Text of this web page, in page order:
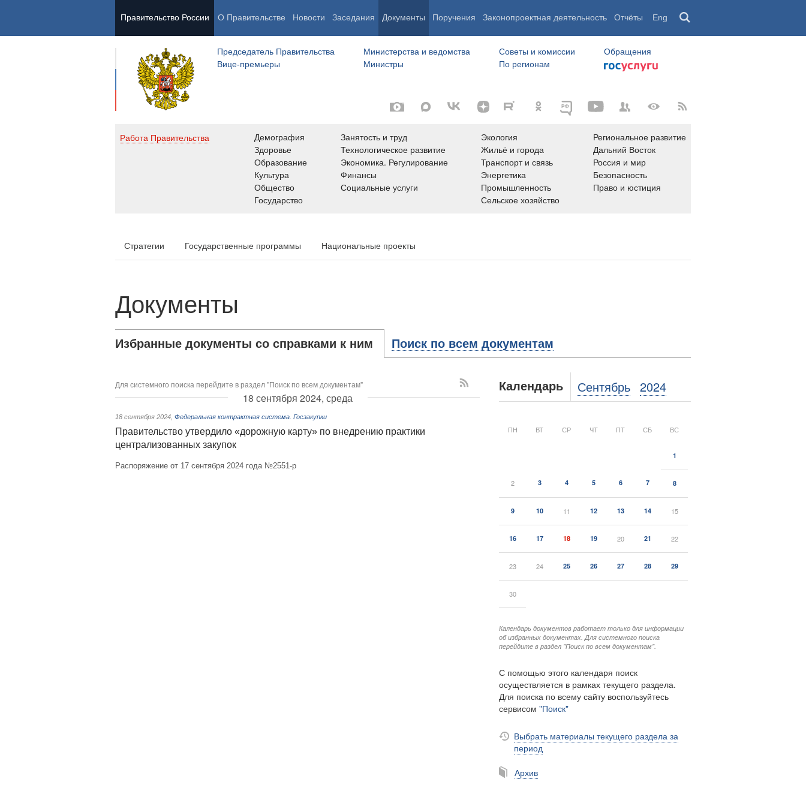
Правительство России О Правительстве Новости Заседания Документы Поручения Законопроектная деятельность Отчёты Eng
Председатель Правительства
Вице-премьеры
Министерства и ведомства
Министры
Советы и комиссии
По регионам
Обращения
Работа Правительства
Демография
Здоровье
Образование
Культура
Общество
Государство
Занятость и труд
Технологическое развитие
Экономика. Регулирование
Финансы
Социальные услуги
Экология
Жильё и города
Транспорт и связь
Энергетика
Промышленность
Сельское хозяйство
Региональное развитие
Дальний Восток
Россия и мир
Безопасность
Право и юстиция
Стратегии Государственные программы Национальные проекты
Документы
Избранные документы со справками к ним Поиск по всем документам
Для системного поиска перейдите в раздел "Поиск по всем документам"
18 сентября 2024, среда
18 сентября 2024 Федеральная контрактная система. Госзакупки
Правительство утвердило «дорожную карту» по внедрению практики
централизованных закупок
Распоряжение от 17 сентября 2024 года №2551-р
Календарь Сентябрь 2024
ПН ВТ СР ЧТ ПТ СБ ВС
1
2 3 4 5 6 7 8
9 10 11 12 13 14 15
16 17 18 19 20 21 22
23 24 25 26 27 28 29
30
Календарь документов работает только для информации
об избранных документах. Для системного поиска
перейдите в раздел "Поиск по всем документам".
С помощью этого календаря поиск
осуществляется в рамках текущего раздела.
Для поиска по всему сайту воспользуйтесь
сервисом "Поиск"
Выбрать материалы текущего раздела за
период
Архив